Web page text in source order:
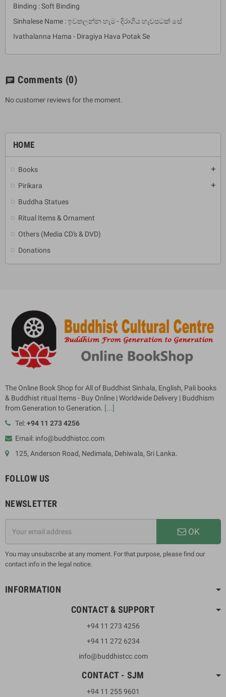
HOME
Books add
Pirikara add
Buddha Statues
Ritual Items & Ornament
Others (Media CD's & DVD)
Donations
Binding : Soft Binding
Sinhalese Name : ඉවතලන්න හැම - දිරාගිය හැවපටක් සේ
Ivathalanna Hama - Diragiya Hava Potak Se
chat Comments (0)
No customer reviews for the moment.
The Online Book Shop for All of Buddhist Sinhala, English, Pali books
& Buddhist ritual Items - Buy Online | Worldwide Delivery | Buddhism
from Generation to Generation. [...]
Tel:+94 11 273 4256
Email: info@buddhistcc.com
125, Anderson Road, Nedimala, Dehiwala, Sri Lanka.
FOLLOW US
NEWSLETTER
OK
You may unsubscribe at any moment. For that purpose, please find our
contact info in the legal notice.
INFORMATION
CONTACT & SUPPORT
+94 11 273 4256
+94 11 272 6234
info@buddhistcc.com
CONTACT - SJM
+94 11 255 9601